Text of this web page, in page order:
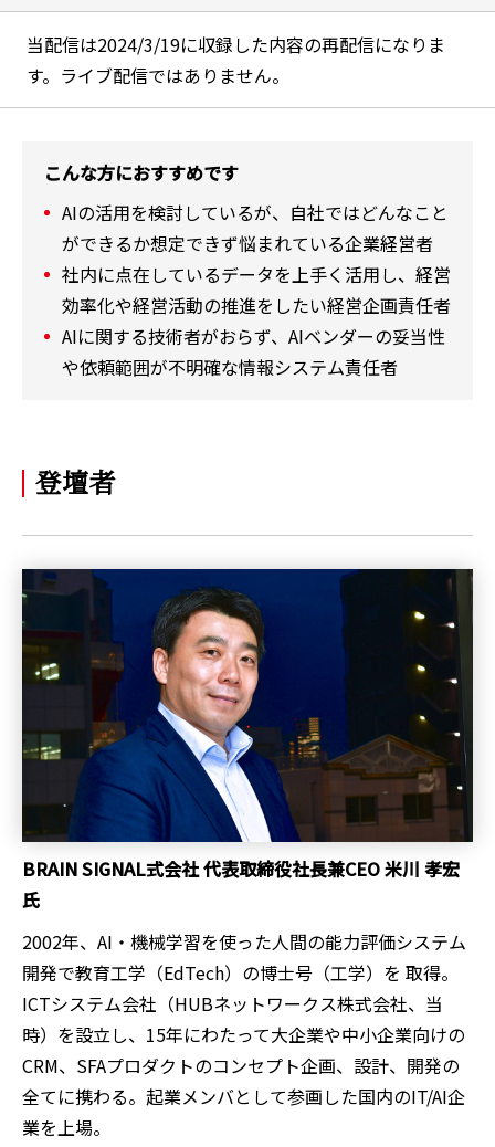
当配信は2024/3/19に収録した内容の再配信になりま
す。ライブ配信ではありません。
こんな方におすすめです
AIの活用を検討しているが、自社ではどんなこと
ができるか想定できず悩まれている企業経営者
社内に点在しているデータを上手く活用し、経営
効率化や経営活動の推進をしたい経営企画責任者
AIに関する技術者がおらず、AIベンダーの妥当性
や依頼範囲が不明確な情報システム責任者
登壇者
BRAIN SIGNAL式会社 代表取締役社長兼CEO 米川 孝宏
氏
2002年、AI・機械学習を使った人間の能力評価システム
開発で教育工学（EdTech）の博士号（工学）を 取得。
ICTシステム会社（HUBネットワークス株式会社、当
時）を設立し、15年にわたって大企業や中小企業向けの
CRM、SFAプロダクトのコンセプト企画、設計、開発の
全てに携わる。起業メンバとして参画した国内のIT/AI企
業を上場。